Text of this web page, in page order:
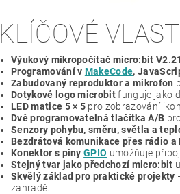
KLÍČOVÉ
Výukový mikropočítač micro:bit V2.21
Programování v MakeCode,
Zabudovaný reproduktor a mikrofon
Dotykové logo microbitfunguje jako
LED matice 5 × 5 pro zobrazování
Dvě programovatelná tlačítka A/B
Senzory pohybu, směru, světla a
Bezdrátová komunikace přes rádio a
Konektor s pinyGPIO umožňuje
Stejný tvar jako předchozí micro:bit
Skvělý základ pro praktické projekty
zahradě.